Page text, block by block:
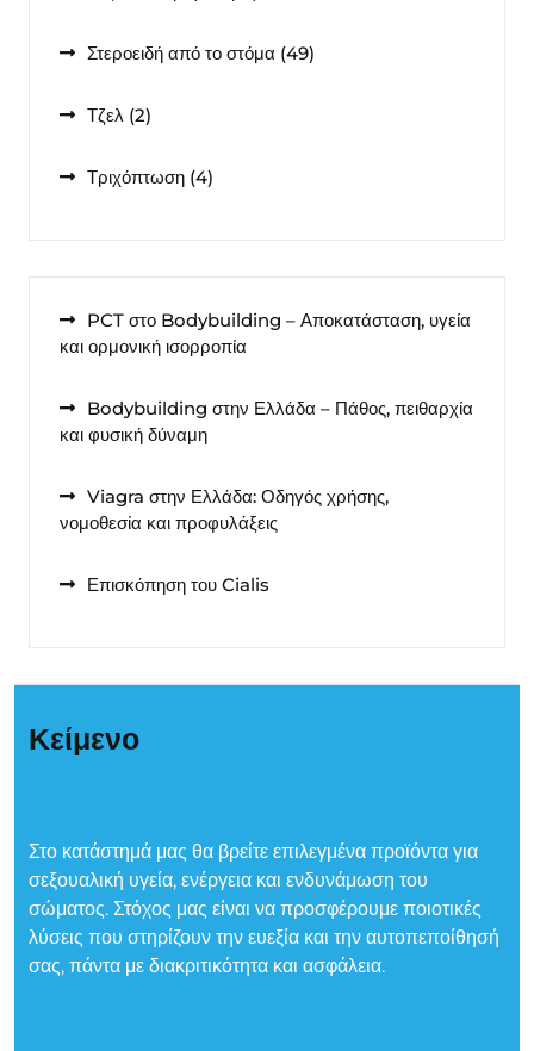
Στεροειδή από το στόμα 4949
Τζελ 22
Τριχόπτωση 44
PCT στο Bodybuilding – Αποκατάσταση, υγεία
και ορμονική ισορροπία
Bodybuilding στην Ελλάδα – Πάθος, πειθαρχία
και φυσική δύναμη
Viagra στην Ελλάδα: Οδηγός χρήσης,
νομοθεσία και προφυλάξεις
Επισκόπηση του Cialis
Κείμενο
Στο κατάστημά μας θα βρείτε επιλεγμένα προϊόντα για
σεξουαλική υγεία, ενέργεια και ενδυνάμωση του
σώματος. Στόχος μας είναι να προσφέρουμε ποιοτικές
λύσεις που στηρίζουν την ευεξία και την αυτοπεποίθησή
σας, πάντα με διακριτικότητα και ασφάλεια.